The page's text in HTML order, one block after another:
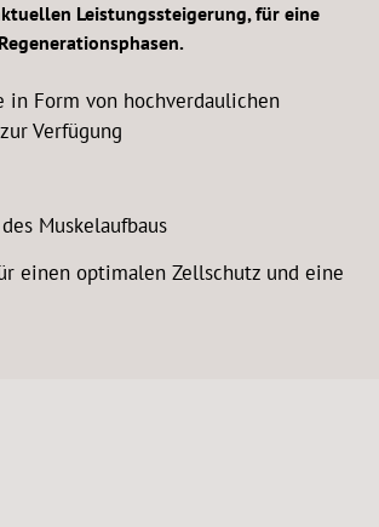
Leistungssteigerung, für eine
Form von hochverdaulichen
Verfügung
Muskelaufbaus
einen optimalen Zellschutz und eine